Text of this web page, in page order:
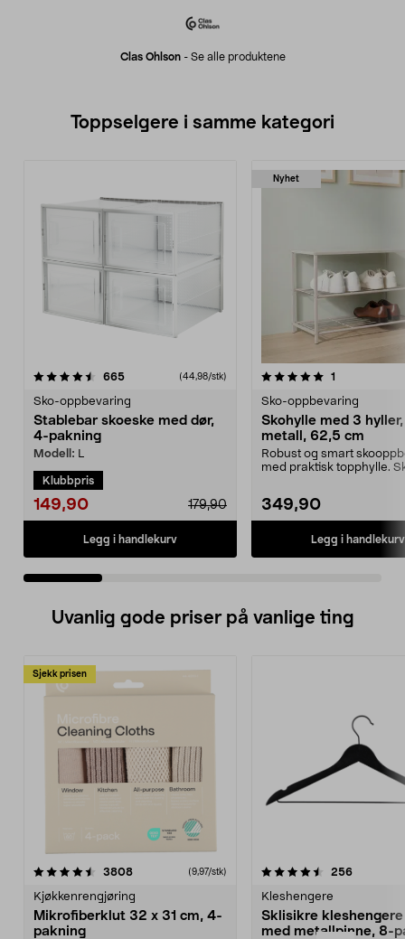
Clas Ohlson- Se alle produktene
Toppselgere i samme kategori
665anmeldelser(44,98/stk)
Sko-oppbevaring
Stablebar skoeske med dør,
4-pakning
Utnytt plassen i garderobeskapet
Modell: L
Klubbpris
149,90 179,90
Legg i handlekurv
Nyhet
5.0 av 5 stjerner 1
Sko-oppbevaring
Skohylle med 3
metall, 62,5 cm
Robust og smart
med praktisk topphylle.
349,90
Legg i handlekurv
4.5 av 5 stjerner
Uvanlig gode priser på vanlige ting
Sjekk prisen
3808anmeldelser(9,97/stk)
Kjøkkenrengjøring
Mikrofiberklut 32 x 31 cm, 4-
pakning
4.5av 5 stjerner 256
Kleshengere
Sklisikre
med metallpinne, 8-
4.5av 5 stjerner